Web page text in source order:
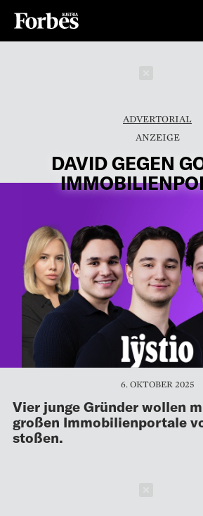
ADVERTORIAL
DAVID GEGEN
6. OKTOBER 2025
Vier junge Gründer wollen
großen Immobilienportale
stoßen.